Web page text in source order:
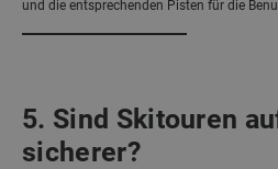
und die entsprechenden Pisten für die
5. Sind Skitouren
sicherer?